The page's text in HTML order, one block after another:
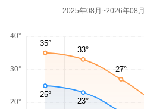
2025年08月~2026年08月